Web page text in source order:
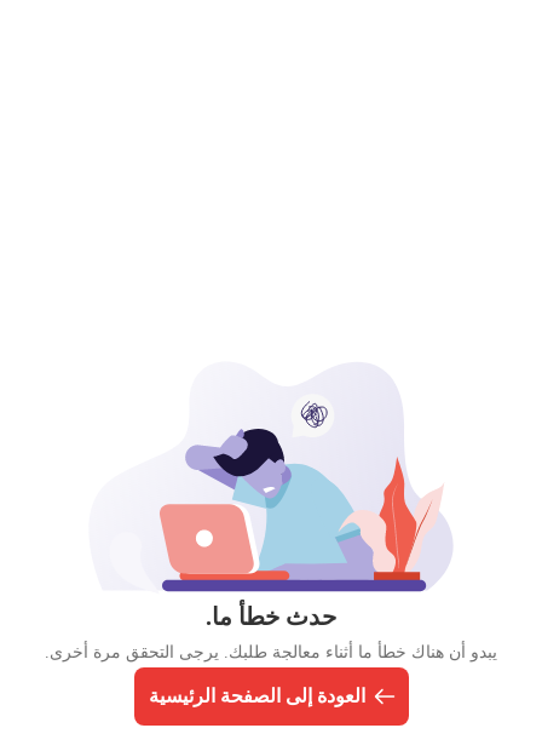
حدث خطأ ما.
يبدو أن هناك خطأ ما أثناء معالجة طلبك. يرجى التحقق مرة أخرى.
العودة إلى الصفحة الرئيسية